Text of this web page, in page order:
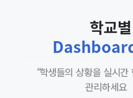
학교별
“학생들의 상황을 실시간
관리하세